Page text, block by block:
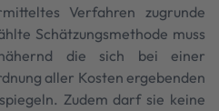
Verfahren zugrunde
Schätzungsmethode muss
die sich bei einer
aller Kosten ergebenden
Zudem darf sie keine